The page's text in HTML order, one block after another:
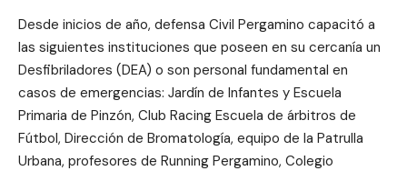
Desde inicios de año, defensa Civil Pergamino capacitó a
las siguientes instituciones que poseen en su cercanía un
Desfibriladores (DEA) o son personal fundamental en
casos de emergencias: Jardín de Infantes y Escuela
Primaria de Pinzón, Club Racing Escuela de árbitros de
Fútbol, Dirección de Bromatología, equipo de la Patrulla
Urbana, profesores de Running Pergamino, Colegio